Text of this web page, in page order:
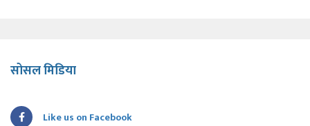
सोसल मिडिया
Like us on Facebook